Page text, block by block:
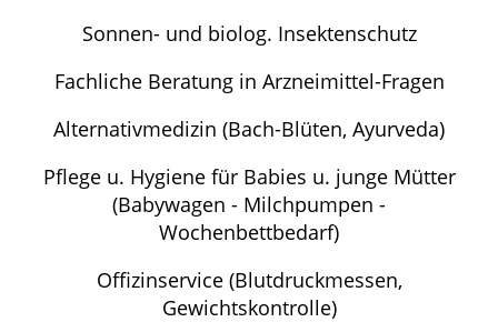
Sonnen- und biolog. Insektenschutz
Fachliche Beratung in Arzneimittel-Fragen
Alternativmedizin (Bach-Blüten, Ayurveda)
Pflege u. Hygiene für Babies u. junge Mütter
(Babywagen - Milchpumpen -
Wochenbettbedarf)
Offizinservice (Blutdruckmessen,
Gewichtskontrolle)